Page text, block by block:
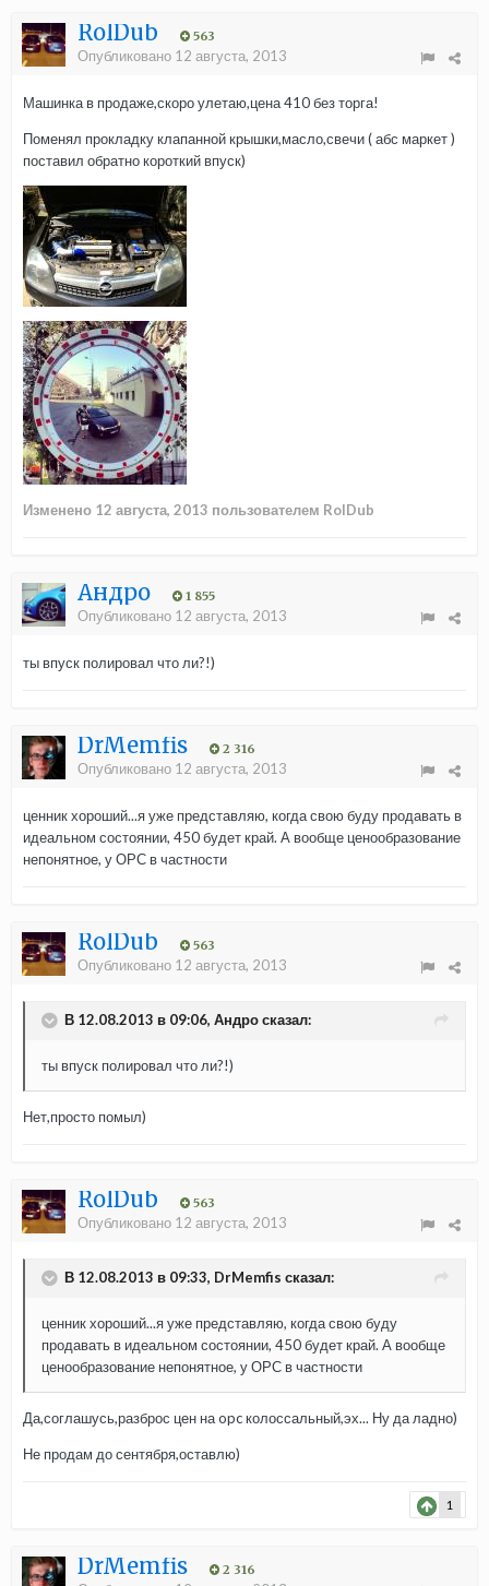
RolDub 563
Опубликовано 12 августа, 2013
Машинка в продаже,скоро улетаю,цена 410 без торга!
Поменял прокладку клапанной крышки,масло,свечи ( абс маркет )
поставил обратно короткий впуск)
Изменено 12 августа, 2013 пользователем RolDub
Андро 1 855
Опубликовано 12 августа, 2013
ты впуск полировал что ли?!)
DrMemfis 2 316
Опубликовано 12 августа, 2013
ценник хороший...я уже представляю, когда свою буду продавать в
идеальном состоянии, 450 будет край. А вообще ценообразование
непонятное, у ОРС в частности
RolDub 563
Опубликовано 12 августа, 2013
В 12.08.2013 в 09:06, Андро сказал:
ты впуск полировал что ли?!)
Нет,просто помыл)
RolDub 563
Опубликовано 12 августа, 2013
В 12.08.2013 в 09:33, DrMemfis сказал:
ценник хороший...я уже представляю, когда свою буду
продавать в идеальном состоянии, 450 будет край. А вообще
ценообразование непонятное, у ОРС в частности
Да,соглашусь,разброс цен на opc колоссальный,эх... Ну да ладно)
Не продам до сентября,оставлю)
1
DrMemfis 2 316